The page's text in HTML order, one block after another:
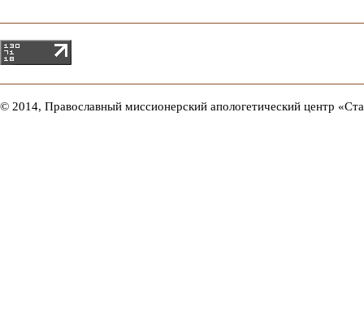
© 2014, Православный миссионерский апологетический центр